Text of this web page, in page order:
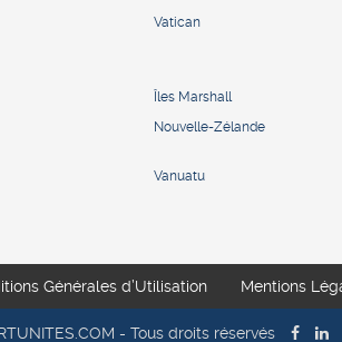
Vatican
Îles Marshall
Nouvelle-Zélande
Vanuatu
Générales d’Utilisation Mentions
- Tous droits réservés